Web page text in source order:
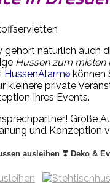
natürlich auch
Hussen zum mieten
HussenAlarm©können
private
Ihres Events.
Große
und Konzeption
ausleihen ❣️ Deko &